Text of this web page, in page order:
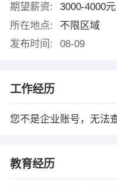
期望薪资:
3000-4000元
所在地点:
不限区域
发布时间:
08-09
工作经历
您不是企业账号，无法
教育经历